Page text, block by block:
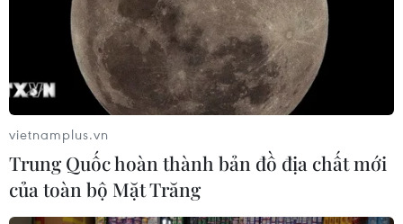
vietnamplus.vn
Trung Quốc hoàn thành bản đồ địa chất mới
của toàn bộ Mặt Trăng